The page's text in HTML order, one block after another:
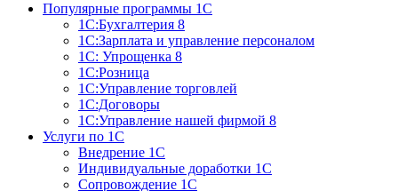
Популярные программы 1С
1С:Бухгалтерия 8
1С:Зарплата и управление персоналом
1С: Упрощенка 8
1С:Розница
1С:Управление торговлей
1С:Договоры
1С:Управление нашей фирмой 8
Услуги по 1С
Внедрение 1С
Индивидуальные доработки 1С
Сопровождение 1С